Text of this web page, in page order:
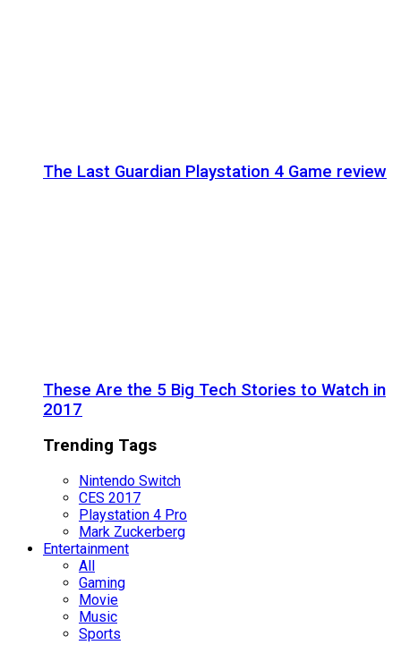
The Last Guardian Playstation 4 Game review
These Are the 5 Big Tech Stories to Watch in
2017
Trending Tags
Nintendo Switch
CES 2017
Playstation 4 Pro
Mark Zuckerberg
Entertainment
All
Gaming
Movie
Music
Sports